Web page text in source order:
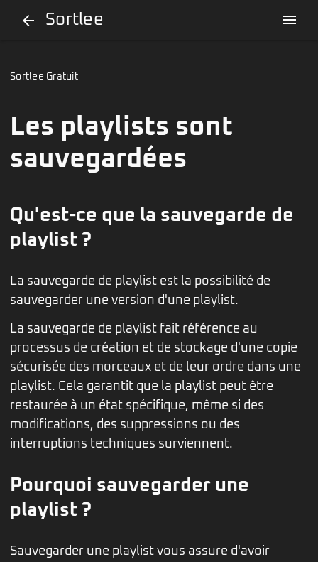
arrow_back Sortlee menu
Sortlee Gratuit
Les playlists sont
sauvegardées
Qu'est-ce que la sauvegarde de
playlist ?
La sauvegarde de playlist est la possibilité de
sauvegarder une version d'une playlist.
La sauvegarde de playlist fait référence au
processus de création et de stockage d'une copie
sécurisée des morceaux et de leur ordre dans une
playlist. Cela garantit que la playlist peut être
restaurée à un état spécifique, même si des
modifications, des suppressions ou des
interruptions techniques surviennent.
Pourquoi sauvegarder une
playlist ?
Sauvegarder une playlist vous assure d'avoir